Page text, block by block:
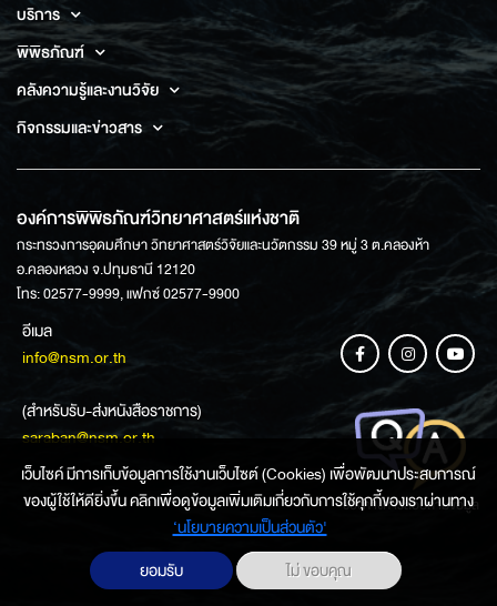
บริการ
พิพิธภัณฑ์
คลังความรู้และงานวิจัย
กิจกรรมและข่าวสาร
องค์การพิพิธภัณฑ์วิทยาศาสตร์แห่งชาติ
กระทรวงการอุดมศึกษา วิทยาศาสตร์วิจัยและนวัตกรรม 39 หมู่ 3 ต.คลองห้า
อ.คลองหลวง จ.ปทุมธานี 12120
โทร: 02577-9999, แฟกซ์ 02577-9900
อีเมล
info@nsm.or.th
(สำหรับรับ-ส่งหนังสือราชการ)
saraban@nsm.or.th
ช่องทางการสอบถามข้อมูล
เว็บไซค์ มีการเก็บข้อมูลการใช้งานเว็บไซต์ (Cookies) เพื่อพัฒนาประสบการณ์
ของผู้ใช้ให้ดียิ่งขึ้น คลิกเพื่อดูข้อมูลเพิ่มเติมเกี่ยวกับการใช้คุกกี้ของเราผ่านทาง
‘นโยบายความเป็นส่วนตัว'
ยอมรับ
ไม่ ขอบคุณ